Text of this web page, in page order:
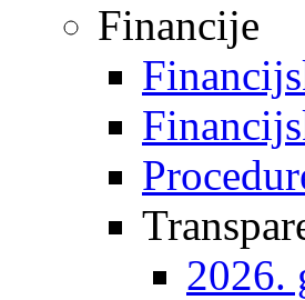
Financije
2026.